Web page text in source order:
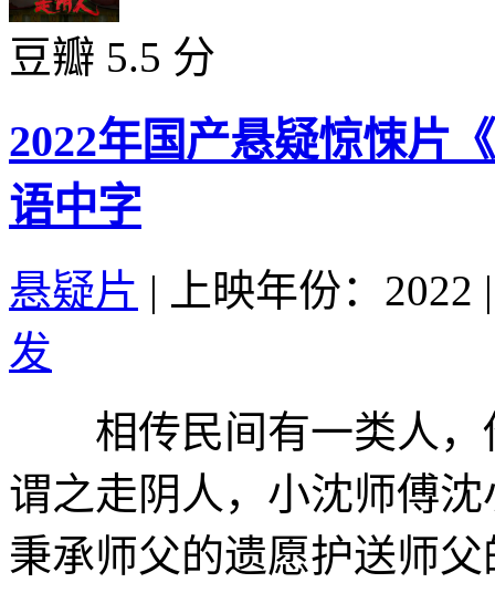
豆瓣 5.5 分
2022年国产悬疑惊悚片
语中字
悬疑片 | 上映年份：2022 |
发
相传民间有一类人，
谓之走阴人，小沈师傅
秉承师父的遗愿护送师